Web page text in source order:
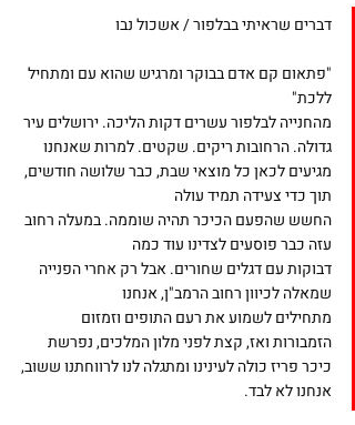
דברים שראיתי בבלפור / אשכול נבו
"פתאום קם אדם בבוקר ומרגיש שהוא עם ומתחיל
ללכת"
מהחנייה לבלפור עשרים דקות הליכה. ירושלים עיר
גדולה. הרחובות ריקים. שקטים. למרות שאנחנו
מגיעים לכאן כל מוצאי שבת, כבר שלושה חודשים,
תוך כדי צעידה תמיד עולה
החשש שהפעם הכיכר תהיה שוממה. במעלה רחוב
עזה כבר פוסעים לצדינו עוד כמה
דבוקות עם דגלים שחורים. אבל רק אחרי הפנייה
שמאלה לכיוון רחוב הרמב"ן, אנחנו
מתחילים לשמוע את רעם התופים וזמזום
הזמבורות ואז, קצת לפני מלון המלכים, נפרשת
כיכר פריז כולה לעינינו ומתגלה לנו לרווחתנו ששוב,
אנחנו לא לבד.